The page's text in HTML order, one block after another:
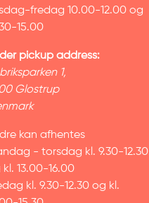
fredag 10.00-12.00 og
15.00
pickup address:
1,
Glostrup
kan afhentes
- torsdag kl. 9.30-12.30
13.00-16.00
kl. 9.30-12.30 og kl.